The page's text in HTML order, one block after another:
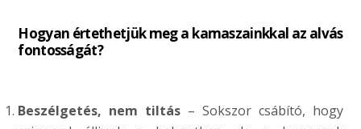
Hogyan értethetjük meg a kamaszainkkal az alvás
fontosságát?
Beszélgetés, nem tiltás – Sokszor csábító, hogy